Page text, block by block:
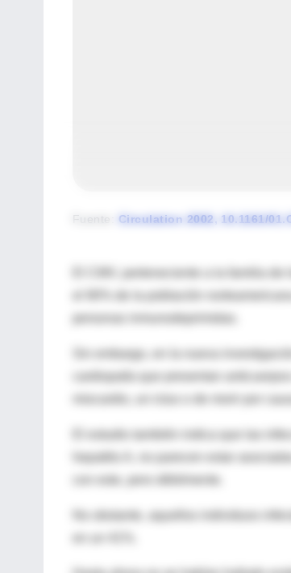
Fuente Circulation 2002, 10.1161/
el 90% de la población
Sin embargo, en la nueva
cardiopatía que presentan
El estudio también indica que las
hepatitis A, no parecen estar
No obstante, aquellos individuos